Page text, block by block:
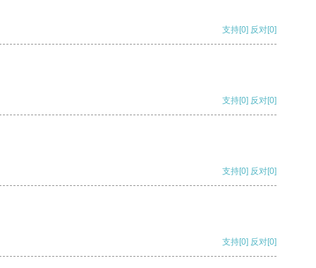
支持[0] 反对[0]
支持[0] 反对[0]
支持[0] 反对[0]
支持[0] 反对[0]